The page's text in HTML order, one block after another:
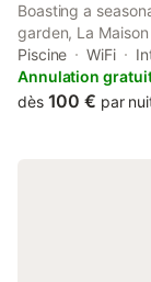
Boasting a
garden, La
breakfast set in
Piscine WiFi
Annulation
dès 100 € par